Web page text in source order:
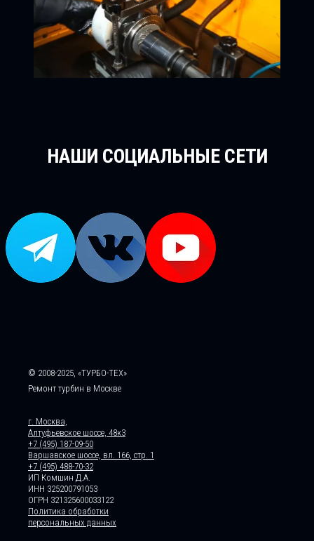
НАШИ СОЦИАЛЬНЫЕ СЕТИ
© 2008-2025, «ТУРБО-ТЕХ»
Ремонт турбин в Москве
г. Москва,
Алтуфьевское шоссе, 48к3
+7 (495) 187-09-50
Варшавское шоссе, вл. 166, стр. 1
+7 (495) 488-70-32
ИП Комшин Д.А.
ИНН 325200791053
ОГРН 321325600033122
Политика обработки
персональных данных